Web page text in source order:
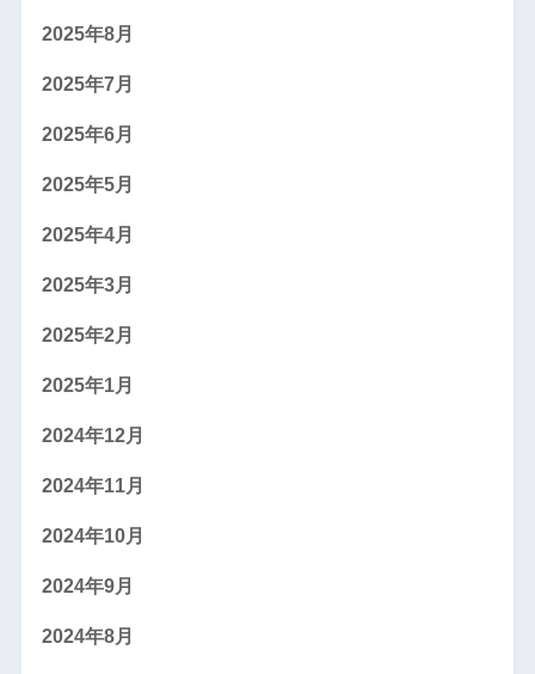
2025年8月
2025年7月
2025年6月
2025年5月
2025年4月
2025年3月
2025年2月
2025年1月
2024年12月
2024年11月
2024年10月
2024年9月
2024年8月